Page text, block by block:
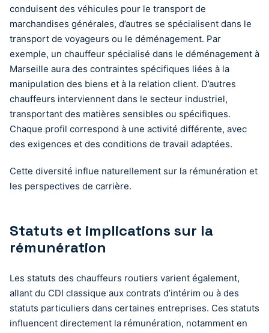
conduisent des véhicules pour le transport de
marchandises générales, d’autres se spécialisent dans le
transport de voyageurs ou le déménagement. Par
exemple, un chauffeur spécialisé dans le déménagement à
Marseille aura des contraintes spécifiques liées à la
manipulation des biens et à la relation client. D’autres
chauffeurs interviennent dans le secteur industriel,
transportant des matières sensibles ou spécifiques.
Chaque profil correspond à une activité différente, avec
des exigences et des conditions de travail adaptées.
Cette diversité influe naturellement sur la rémunération et
les perspectives de carrière.
Statuts et implications sur la
rémunération
Les statuts des chauffeurs routiers varient également,
allant du CDI classique aux contrats d’intérim ou à des
statuts particuliers dans certaines entreprises. Ces statuts
influencent directement la rémunération, notamment en